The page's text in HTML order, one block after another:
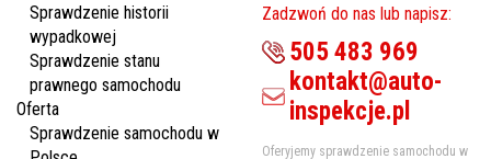
Sprawdzenie historii
wypadkowej
Sprawdzenie stanu
prawnego samochodu
Oferta
Sprawdzenie samochodu w
Zadzwoń do nas lub napisz:
505 483 969
kontakt@auto-
inspekcje.pl
Oferyjemy sprawdzenie samochodu w